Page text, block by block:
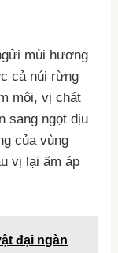
mùi hương
cả núi rừng
môi, vị chát
sang ngọt dịu
của vùng
vị lại ấm áp
đại ngàn